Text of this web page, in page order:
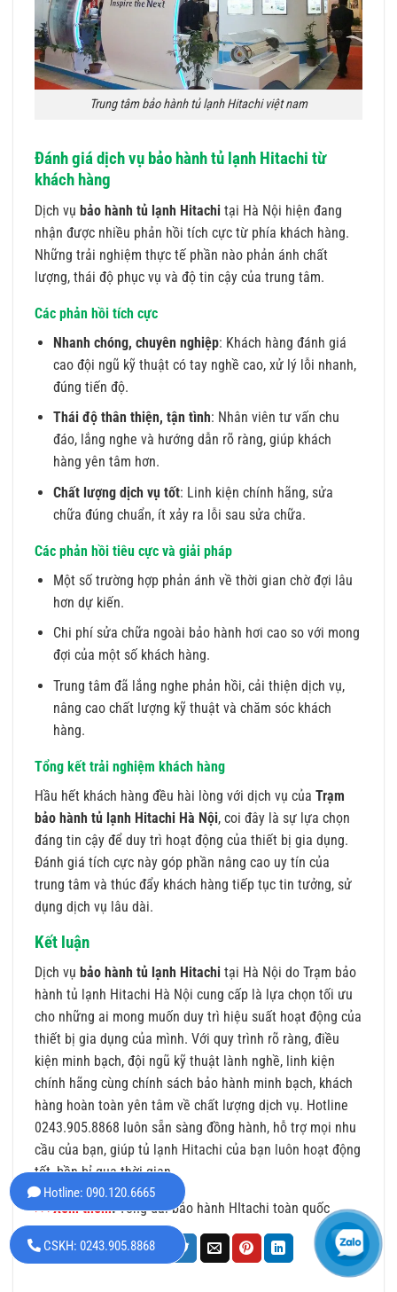
Trung tâm bảo hành tủ lạnh Hitachi việt nam
Đánh giá dịch vụ bảo hành tủ lạnh Hitachi từ
khách hàng
Dịch vụ bảo hành tủ lạnh Hitachi tại Hà Nội hiện đang
nhận được nhiều phản hồi tích cực từ phía khách hàng.
Những trải nghiệm thực tế phần nào phản ánh chất
lượng, thái độ phục vụ và độ tin cậy của trung tâm.
Các phản hồi tích cực
Nhanh chóng, chuyên nghiệp: Khách hàng đánh giá
cao đội ngũ kỹ thuật có tay nghề cao, xử lý lỗi nhanh,
đúng tiến độ.
Thái độ thân thiện, tận tình: Nhân viên tư vấn chu
đáo, lắng nghe và hướng dẫn rõ ràng, giúp khách
hàng yên tâm hơn.
Chất lượng dịch vụ tốt: Linh kiện chính hãng, sửa
chữa đúng chuẩn, ít xảy ra lỗi sau sửa chữa.
Các phản hồi tiêu cực và giải pháp
Một số trường hợp phản ánh về thời gian chờ đợi lâu
hơn dự kiến.
Chi phí sửa chữa ngoài bảo hành hơi cao so với mong
đợi của một số khách hàng.
Trung tâm đã lắng nghe phản hồi, cải thiện dịch vụ,
nâng cao chất lượng kỹ thuật và chăm sóc khách
hàng.
Tổng kết trải nghiệm khách hàng
Hầu hết khách hàng đều hài lòng với dịch vụ của Trạm
bảo hành tủ lạnh Hitachi Hà Nội, coi đây là sự lựa chọn
đáng tin cậy để duy trì hoạt động của thiết bị gia dụng.
Đánh giá tích cực này góp phần nâng cao uy tín của
trung tâm và thúc đẩy khách hàng tiếp tục tin tưởng, sử
dụng dịch vụ lâu dài.
Kết luận
Dịch vụ bảo hành tủ lạnh Hitachi tại Hà Nội do Trạm bảo
hành tủ lạnh Hitachi Hà Nội cung cấp là lựa chọn tối ưu
cho những ai mong muốn duy trì hiệu suất hoạt động của
thiết bị gia dụng của mình. Với quy trình rõ ràng, điều
kiện minh bạch, đội ngũ kỹ thuật lành nghề, linh kiện
chính hãng cùng chính sách bảo hành minh bạch, khách
hàng hoàn toàn yên tâm về chất lượng dịch vụ. Hotline
0243.905.8868 luôn sẵn sàng đồng hành, hỗ trợ mọi nhu
cầu của bạn, giúp tủ lạnh Hitachi của bạn luôn hoạt động
tốt, bền bỉ qua thời gian.
>>>Xem thêm: Tổng đài bảo hành HItachi toàn quốc
Hotline: 090.120.6665
CSKH: 0243.905.8868